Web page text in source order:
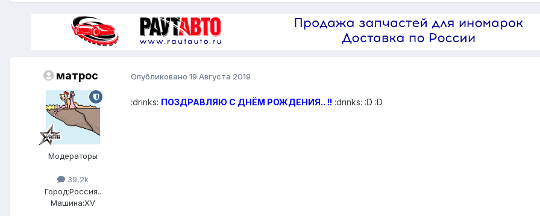
матрос
Модераторы
39,2k
Город:Россия..
Машина:XV
Опубликовано 19 Августа 2019
:drinks: ПОЗДРАВЛЯЮ С ДНЁМ РОЖДЕНИЯ.. !! :drinks: :D :D